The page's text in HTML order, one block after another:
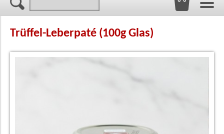
Trüffel-Leberpaté (100g Glas)